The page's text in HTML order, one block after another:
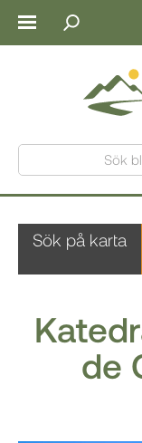
Sök
Sök på karta
de